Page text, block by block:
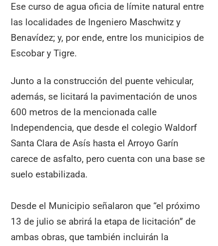
Ese curso de agua oficia de límite natural entre
las localidades de Ingeniero Maschwitz y
Benavídez; y, por ende, entre los municipios de
Escobar y Tigre.
Junto a la construcción del puente vehicular,
además, se licitará la pavimentación de unos
600 metros de la mencionada calle
Independencia, que desde el colegio Waldorf
Santa Clara de Asís hasta el Arroyo Garín
carece de asfalto, pero cuenta con una base se
suelo estabilizada.
Desde el Municipio señalaron que “el próximo
13 de julio se abrirá la etapa de licitación” de
ambas obras, que también incluirán la